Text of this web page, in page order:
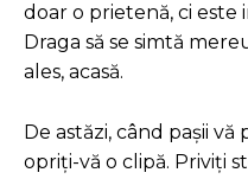
doar o prietenă, ci este
Draga să se simtă
ales, acasă.
De astăzi, când pașii
opriți-vă o clipă. Priviți